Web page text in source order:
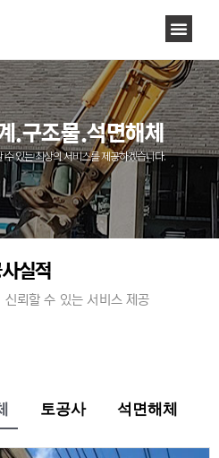
.구조물.석면해체
있는 최상의 서비스를 제공하겠습니다.
실적
뢰할 수 있는 서비스 제공
토공사 석면해체